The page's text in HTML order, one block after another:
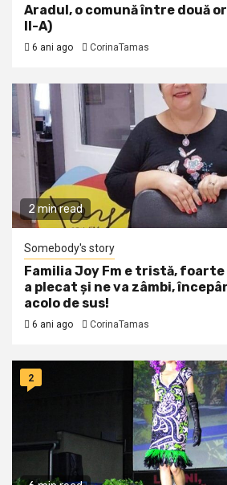
Aradul, o comună între două
II-A)
6 ani ago CorinaTamas
2 min read
Somebody's story
Familia Joy Fm e tristă,
a plecat și ne va zâmbi,
acolo de sus!
6 ani ago CorinaTamas
2